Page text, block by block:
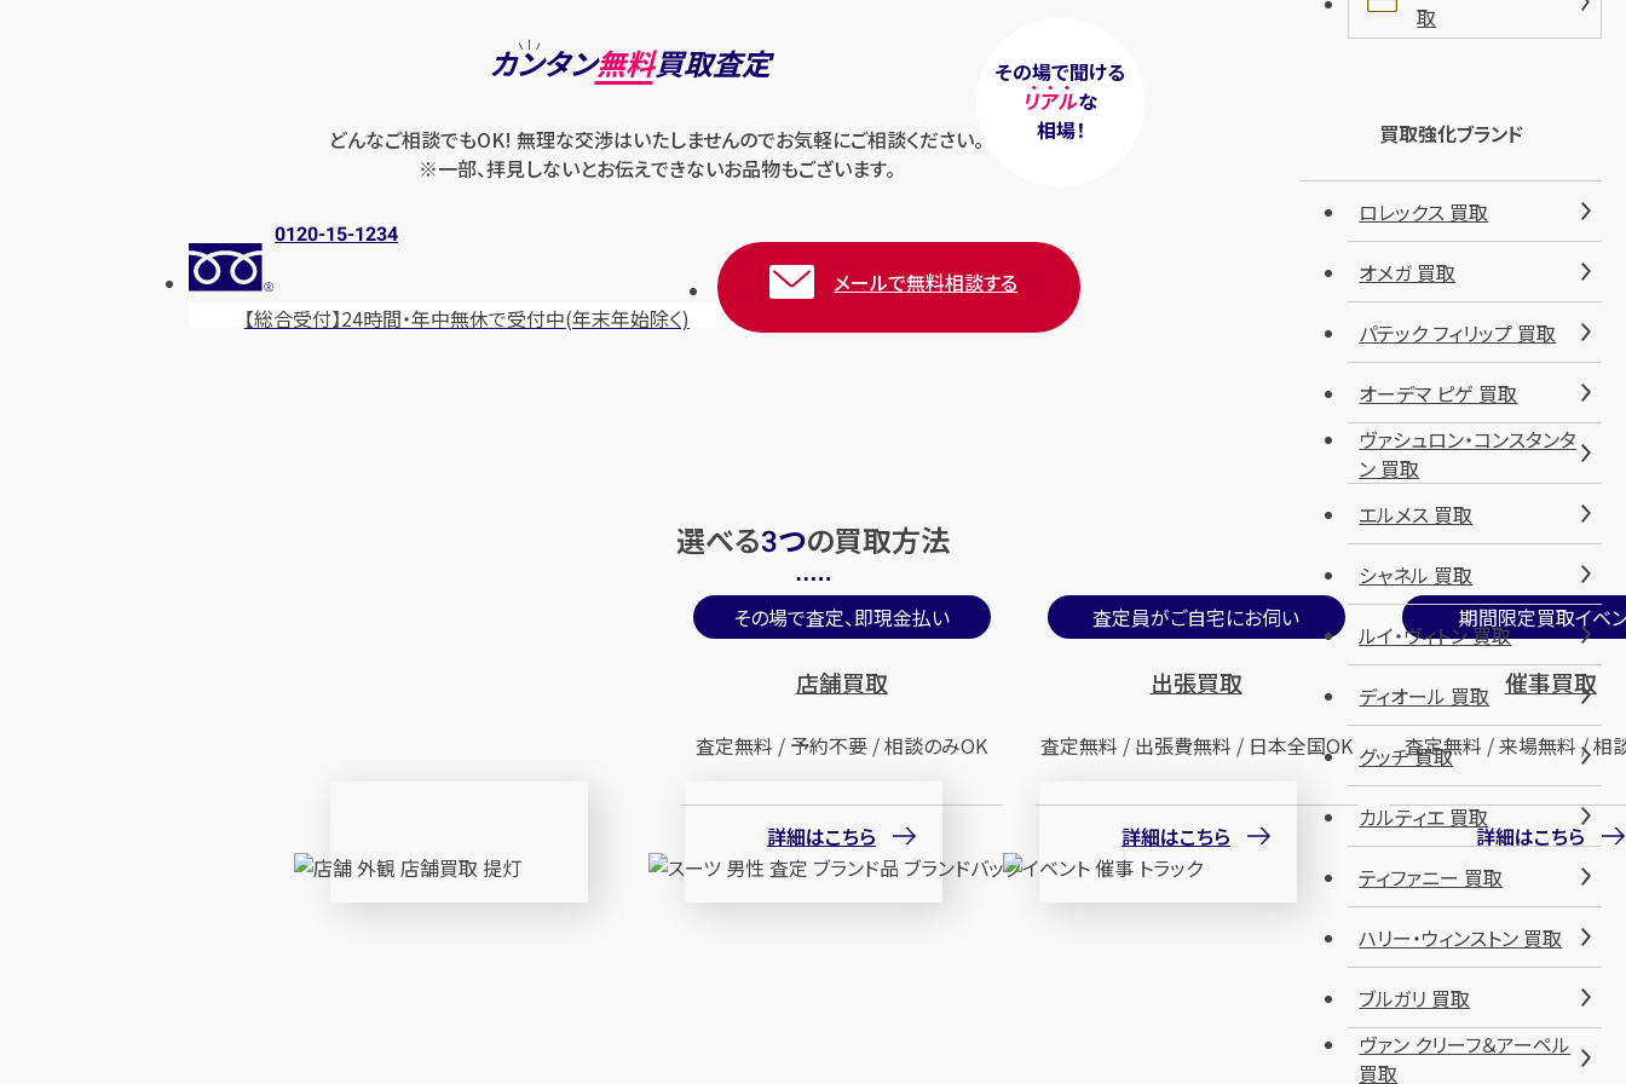
その場で聞ける
リアルな
相場！
カンタン無料買取査定
どんなご相談でもOK! 無理な交渉はいたしませんのでお気軽にご相談ください。
※一部、拝見しないとお伝えできないお品物もございます。
0120-15-1234
【総合受付】24時間・年中無休で受付中(年末年始除く)
メールで無料相談する
選べる3つの買取方法
その場で査定、即現金払い
店舗買取
査定無料 / 予約不要 / 相談のみOK
詳細はこちら
査定員がご自宅にお伺い
出張買取
査定無料 / 出張費無料 / 日本全国OK
詳細はこちら
期間限定買取イベ
催事買取
査定無料 / 来場無料 / 相
詳細はこちら
取
買取強化ブランド
ロレックス 買取
オメガ 買取
パテック フィリップ 買取
オーデマ ピゲ 買取
ヴァシュロン・コンスタンタ
ン 買取
エルメス 買取
シャネル 買取
ルイ・ヴィトン 買取
ディオール 買取
グッチ 買取
カルティエ 買取
ティファニー 買取
ハリー・ウィンストン 買取
ブルガリ 買取
ヴァン クリーフ＆アーペル
買取